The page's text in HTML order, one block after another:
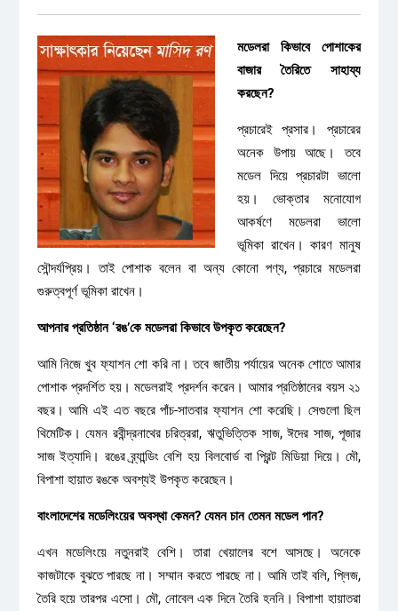
মডেলরা কিভাবে পোশাকের
বাজার তৈরিতে সাহায্য
করছেন?
প্রচারেই প্রসার। প্রচারের
অনেক উপায় আছে। তবে
মডেল দিয়ে প্রচারটা ভালো
হয়। ভোক্তার মনোযোগ
আকর্ষণে মডেলরা ভালো
ভূমিকা রাখেন। কারণ মানুষ
সৌন্দর্যপ্রিয়। তাই পোশাক বলেন বা অন্য কোনো পণ্য, প্রচারে মডেলরা
গুরুত্বপূর্ণ ভূমিকা রাখেন।
আপনার প্রতিষ্ঠান ‘রঙ’কে মডেলরা কিভাবে উপকৃত করেছেন?
আমি নিজে খুব ফ্যাশন শো করি না। তবে জাতীয় পর্যায়ের অনেক শোতে আমার
পোশাক প্রদর্শিত হয়। মডেলরাই প্রদর্শন করেন। আমার প্রতিষ্ঠানের বয়স ২১
বছর। আমি এই এত বছরে পাঁচ-সাতবার ফ্যাশন শো করেছি। সেগুলো ছিল
থিমেটিক। যেমন রবীন্দ্রনাথের চরিত্ররা, ঋতুভিত্তিক সাজ, ঈদের সাজ, পূজার
সাজ ইত্যাদি। রঙের ব্র্যান্ডিং বেশি হয় বিলবোর্ড বা প্রিন্ট মিডিয়া দিয়ে। মৌ,
বিপাশা হায়াত রঙকে অবশ্যই উপকৃত করেছেন।
বাংলাদেশের মডেলিংয়ের অবস্থা কেমন? যেমন চান তেমন মডেল পান?
এখন মডেলিংয়ে নতুনরাই বেশি। তারা খেয়ালের বশে আসছে। অনেকে
কাজটাকে বুঝতে পারছে না। সম্মান করতে পারছে না। আমি তাই বলি, প্লিজ,
তৈরি হয়ে তারপর এসো। মৌ, নোবেল এক দিনে তৈরি হননি। বিপাশা হায়াতরা